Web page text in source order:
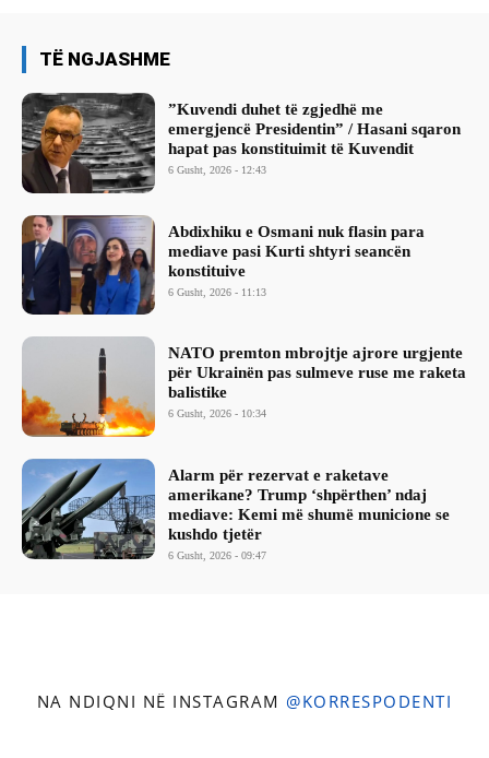
TË NGJASHME
​”Kuvendi duhet të zgjedhë me
emergjencë Presidentin” / Hasani sqaron
hapat pas konstituimit të Kuvendit
6 Gusht, 2026 - 12:43
Abdixhiku e Osmani nuk flasin para
mediave pasi Kurti shtyri seancën
konstituive
6 Gusht, 2026 - 11:13
NATO premton mbrojtje ajrore urgjente
për Ukrainën pas sulmeve ruse me raketa
balistike
6 Gusht, 2026 - 10:34
Alarm për rezervat e raketave
amerikane? Trump ‘shpërthen’ ndaj
mediave: Kemi më shumë municione se
kushdo tjetër
6 Gusht, 2026 - 09:47
NA NDIQNI NË INSTAGRAM @KORRESPODENTI